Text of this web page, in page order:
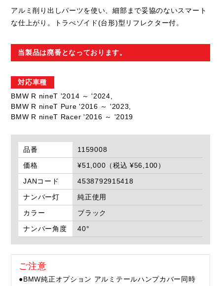
アルミ削り出しパーツを使い、細部まで妥協のないスマート
な仕上がり。トラぺゾイド(台形)型リフレクター付。
当製品は廃番となっております。
対応車種
BMW R nineT '2014 ～ '2024,
BMW R nineT Pure '2016 ～ '2023,
BMW R nineT Racer '2016 ～ '2019
品番
1159008
価格
¥51,000（税込 ¥56,100）
JANコード
4538792915418
ナンバー灯
純正使用
カラー
ブラック
ナンバー角度
40°
ご注意
●BMW純正オプション アルミテールハンプカバー同時